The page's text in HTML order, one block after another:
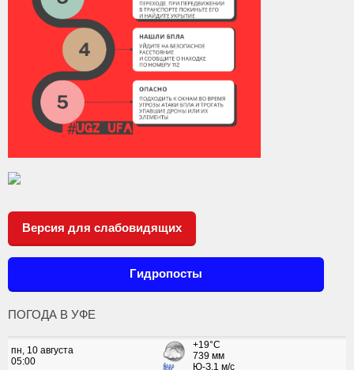
Версия для слабовидящих
Гидропосты
ПОГОДА В УФЕ